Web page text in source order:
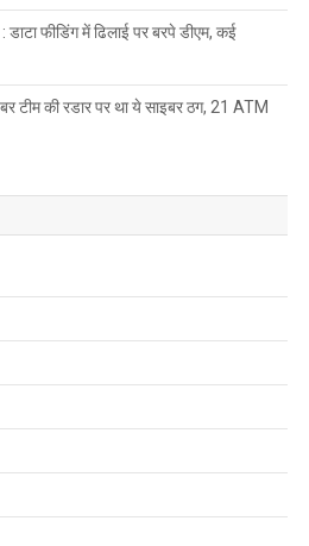
फीडिंग में ढिलाई पर बरपे डीएम, कई
टीम की रडार पर था ये साइबर ठग, 21 ATM